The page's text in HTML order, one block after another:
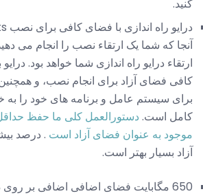
کنید.
آنجا که شما یک ارتقاء نصب را انجام می
ارتقاء درایو راه اندازی شما خواهد بود. درایو
کافی فضای آزاد برای انجام نصب، و
برای سیستم عامل و برنامه های خود را
کامل است.
موجود به عنوان فضای آزاد است . درصد
آزاد بسیار بهتر است.
650 مگابایت فضای اضافی اضافی بر روی